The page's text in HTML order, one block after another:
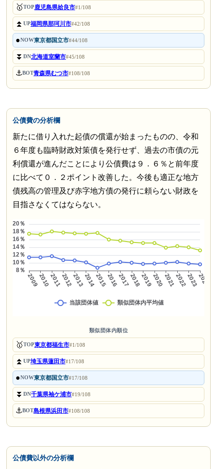
🥇TOP鹿児島県姶良市#1/108
⏫UP福岡県那珂川市#42/108
●NOW東京都国立市#44/108
⏬DN北海道室蘭市#45/108
⚓BOT青森県むつ市#108/108
公債費の分析欄
新たに借り入れた起債の償還が始まったものの、令和
６年度も臨時財政対策債を発行せず、過去の市債の元
利償還が進んだことにより公債費は９．６％と前年度
に比べて０．２ポイント改善した。今後も適正な地方
債残高の管理及び赤字地方債の発行に頼らない財政を
目指さなくてはならない。
類似団体内順位
🥇TOP東京都福生市#1/108
⏫UP埼玉県蓮田市#17/108
●NOW東京都国立市#17/108
⏬DN千葉県袖ケ浦市#19/108
⚓BOT島根県浜田市#108/108
公債費以外の分析欄